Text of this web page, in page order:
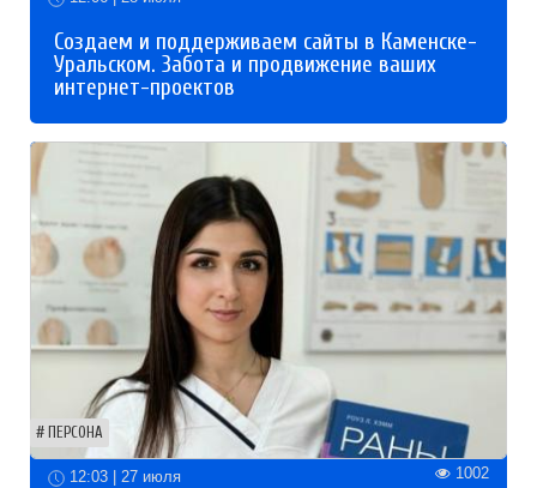
Создаем и поддерживаем сайты в Каменске-
Уральском. Забота и продвижение ваших
интернет-проектов
ПЕРСОНА
12:03 | 27 июля 1002